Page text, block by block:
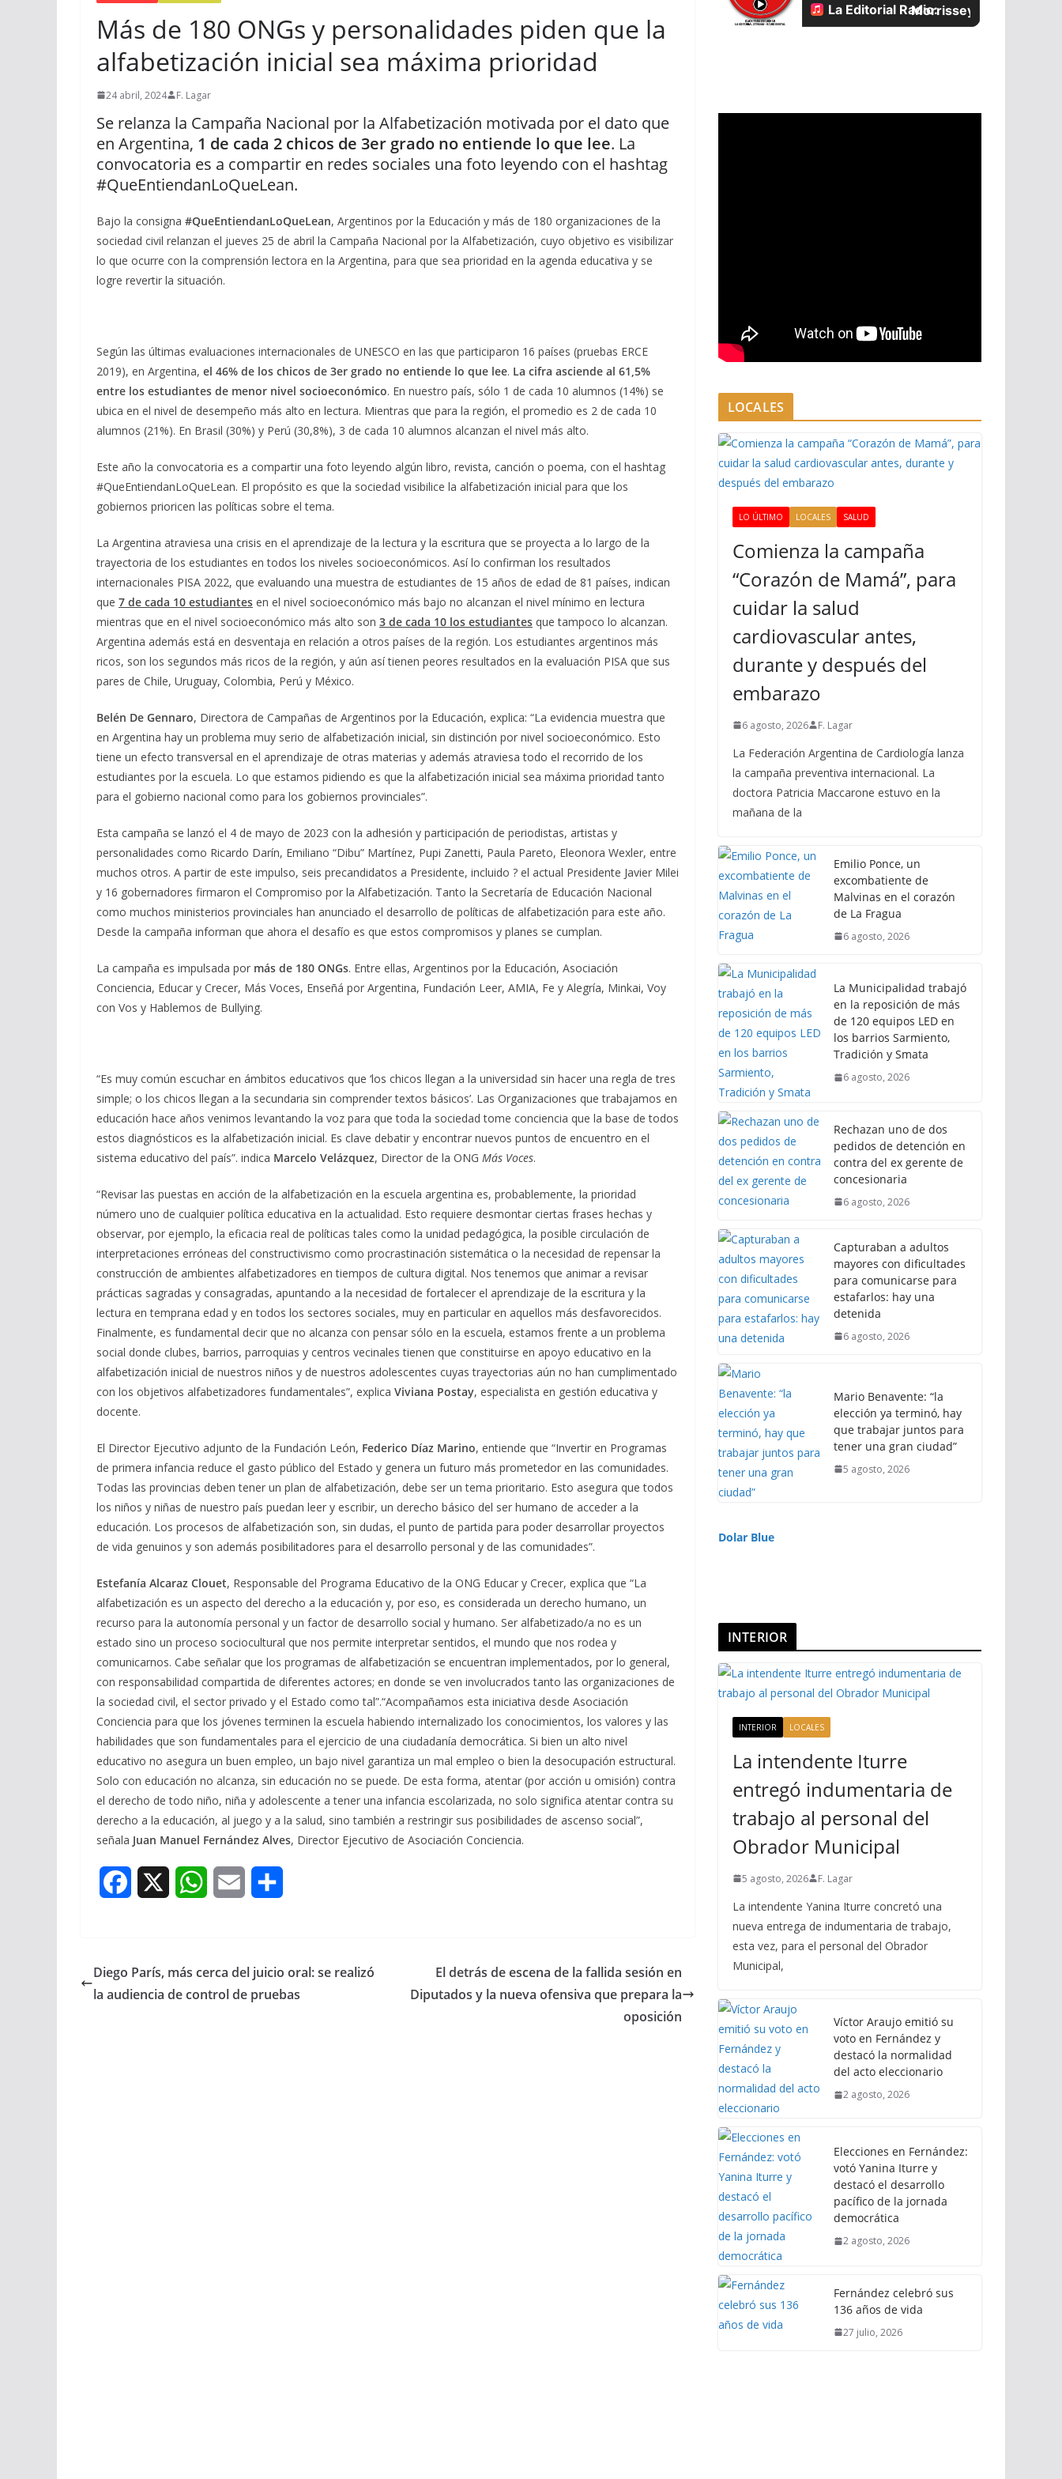
Más de 180 ONGs y personalidades piden que la
alfabetización inicial sea máxima prioridad
24 abril, 2024 F. Lagar
Se relanza la Campaña Nacional por la Alfabetización motivada por el dato que
en Argentina, 1 de cada 2 chicos de 3er grado no entiende lo que lee. La
convocatoria es a compartir en redes sociales una foto leyendo con el hashtag
#QueEntiendanLoQueLean.
Bajo la consigna #QueEntiendanLoQueLean, Argentinos por la Educación y más de 180 organizaciones de la
sociedad civil relanzan el jueves 25 de abril la Campaña Nacional por la Alfabetización, cuyo objetivo es visibilizar
lo que ocurre con la comprensión lectora en la Argentina, para que sea prioridad en la agenda educativa y se
logre revertir la situación.
Según las últimas evaluaciones internacionales de UNESCO en las que participaron 16 países (pruebas ERCE
2019), en Argentina, el 46% de los chicos de 3er grado no entiende lo que lee. La cifra asciende al 61,5%
entre los estudiantes de menor nivel socioeconómico. En nuestro país, sólo 1 de cada 10 alumnos (14%) se
ubica en el nivel de desempeño más alto en lectura. Mientras que para la región, el promedio es 2 de cada 10
alumnos (21%). En Brasil (30%) y Perú (30,8%), 3 de cada 10 alumnos alcanzan el nivel más alto.
Este año la convocatoria es a compartir una foto leyendo algún libro, revista, canción o poema, con el hashtag
#QueEntiendanLoQueLean. El propósito es que la sociedad visibilice la alfabetización inicial para que los
gobiernos prioricen las políticas sobre el tema.
La Argentina atraviesa una crisis en el aprendizaje de la lectura y la escritura que se proyecta a lo largo de la
trayectoria de los estudiantes en todos los niveles socioeconómicos. Así lo confirman los resultados
internacionales PISA 2022, que evaluando una muestra de estudiantes de 15 años de edad de 81 países, indican
que 7 de cada 10 estudiantes en el nivel socioeconómico más bajo no alcanzan el nivel mínimo en lectura
mientras que en el nivel socioeconómico más alto son 3 de cada 10 los estudiantes que tampoco lo alcanzan.
Argentina además está en desventaja en relación a otros países de la región. Los estudiantes argentinos más
ricos, son los segundos más ricos de la región, y aún así tienen peores resultados en la evaluación PISA que sus
pares de Chile, Uruguay, Colombia, Perú y México.
Belén De Gennaro, Directora de Campañas de Argentinos por la Educación, explica: “La evidencia muestra que
en Argentina hay un problema muy serio de alfabetización inicial, sin distinción por nivel socioeconómico. Esto
tiene un efecto transversal en el aprendizaje de otras materias y además atraviesa todo el recorrido de los
estudiantes por la escuela. Lo que estamos pidiendo es que la alfabetización inicial sea máxima prioridad tanto
para el gobierno nacional como para los gobiernos provinciales”.
Esta campaña se lanzó el 4 de mayo de 2023 con la adhesión y participación de periodistas, artistas y
personalidades como Ricardo Darín, Emiliano “Dibu” Martínez, Pupi Zanetti, Paula Pareto, Eleonora Wexler, entre
muchos otros. A partir de este impulso, seis precandidatos a Presidente, incluido ? el actual Presidente Javier Milei
y 16 gobernadores firmaron el Compromiso por la Alfabetización. Tanto la Secretaría de Educación Nacional
como muchos ministerios provinciales han anunciado el desarrollo de políticas de alfabetización para este año.
Desde la campaña informan que ahora el desafío es que estos compromisos y planes se cumplan.
La campaña es impulsada por más de 180 ONGs. Entre ellas, Argentinos por la Educación, Asociación
Conciencia, Educar y Crecer, Más Voces, Enseñá por Argentina, Fundación Leer, AMIA, Fe y Alegría, Minkai, Voy
con Vos y Hablemos de Bullying.
“Es muy común escuchar en ámbitos educativos que ‘los chicos llegan a la universidad sin hacer una regla de tres
simple; o los chicos llegan a la secundaria sin comprender textos básicos’. Las Organizaciones que trabajamos en
educación hace años venimos levantando la voz para que toda la sociedad tome conciencia que la base de todos
estos diagnósticos es la alfabetización inicial. Es clave debatir y encontrar nuevos puntos de encuentro en el
sistema educativo del país”. indica Marcelo Velázquez, Director de la ONG Más Voces.
“Revisar las puestas en acción de la alfabetización en la escuela argentina es, probablemente, la prioridad
número uno de cualquier política educativa en la actualidad. Esto requiere desmontar ciertas frases hechas y
observar, por ejemplo, la eficacia real de políticas tales como la unidad pedagógica, la posible circulación de
interpretaciones erróneas del constructivismo como procrastinación sistemática o la necesidad de repensar la
construcción de ambientes alfabetizadores en tiempos de cultura digital. Nos tenemos que animar a revisar
prácticas sagradas y consagradas, apuntando a la necesidad de fortalecer el aprendizaje de la escritura y la
lectura en temprana edad y en todos los sectores sociales, muy en particular en aquellos más desfavorecidos.
Finalmente, es fundamental decir que no alcanza con pensar sólo en la escuela, estamos frente a un problema
social donde clubes, barrios, parroquias y centros vecinales tienen que constituirse en apoyo educativo en la
alfabetización inicial de nuestros niños y de nuestros adolescentes cuyas trayectorias aún no han cumplimentado
con los objetivos alfabetizadores fundamentales”, explica Viviana Postay, especialista en gestión educativa y
docente.
El Director Ejecutivo adjunto de la Fundación León, Federico Díaz Marino, entiende que “Invertir en Programas
de primera infancia reduce el gasto público del Estado y genera un futuro más prometedor en las comunidades.
Todas las provincias deben tener un plan de alfabetización, debe ser un tema prioritario. Esto asegura que todos
los niños y niñas de nuestro país puedan leer y escribir, un derecho básico del ser humano de acceder a la
educación. Los procesos de alfabetización son, sin dudas, el punto de partida para poder desarrollar proyectos
de vida genuinos y son además posibilitadores para el desarrollo personal y de las comunidades”.
Estefanía Alcaraz Clouet, Responsable del Programa Educativo de la ONG Educar y Crecer, explica que “La
alfabetización es un aspecto del derecho a la educación y, por eso, es considerada un derecho humano, un
recurso para la autonomía personal y un factor de desarrollo social y humano. Ser alfabetizado/a no es un
estado sino un proceso sociocultural que nos permite interpretar sentidos, el mundo que nos rodea y
comunicarnos. Cabe señalar que los programas de alfabetización se encuentran implementados, por lo general,
con responsabilidad compartida de diferentes actores; en donde se ven involucrados tanto las organizaciones de
la sociedad civil, el sector privado y el Estado como tal”.“Acompañamos esta iniciativa desde Asociación
Conciencia para que los jóvenes terminen la escuela habiendo internalizado los conocimientos, los valores y las
habilidades que son fundamentales para el ejercicio de una ciudadanía democrática. Si bien un alto nivel
educativo no asegura un buen empleo, un bajo nivel garantiza un mal empleo o bien la desocupación estructural.
Solo con educación no alcanza, sin educación no se puede. De esta forma, atentar (por acción u omisión) contra
el derecho de todo niño, niña y adolescente a tener una infancia escolarizada, no solo significa atentar contra su
derecho a la educación, al juego y a la salud, sino también a restringir sus posibilidades de ascenso social”,
señala Juan Manuel Fernández Alves, Director Ejecutivo de Asociación Conciencia.
e
W
t
i
r
Diego París, más cerca del juicio oral: se realizó
la audiencia de control de pruebas
El detrás de escena de la fallida sesión en
Diputados y la nueva ofensiva que prepara la
oposición
LOCALES
LO ÚLTIMO LOCALES SALUD
Comienza la campaña
“Corazón de Mamá”, para
cuidar la salud
cardiovascular antes,
durante y después del
embarazo
6 agosto, 2026 F. Lagar
La Federación Argentina de Cardiología lanza
la campaña preventiva internacional. La
doctora Patricia Maccarone estuvo en la
mañana de la
Emilio Ponce, un
excombatiente de
Malvinas en el corazón
de La Fragua
6 agosto, 2026
La Municipalidad trabajó
en la reposición de más
de 120 equipos LED en
los barrios Sarmiento,
Tradición y Smata
6 agosto, 2026
Rechazan uno de dos
pedidos de detención en
contra del ex gerente de
concesionaria
6 agosto, 2026
Capturaban a adultos
mayores con dificultades
para comunicarse para
estafarlos: hay una
detenida
6 agosto, 2026
Mario Benavente: “la
elección ya terminó, hay
que trabajar juntos para
tener una gran ciudad”
5 agosto, 2026
Dolar Blue
INTERIOR
INTERIOR LOCALES
La intendente Iturre
entregó indumentaria de
trabajo al personal del
Obrador Municipal
5 agosto, 2026 F. Lagar
La intendente Yanina Iturre concretó una
nueva entrega de indumentaria de trabajo,
esta vez, para el personal del Obrador
Municipal,
Víctor Araujo emitió su
voto en Fernández y
destacó la normalidad
del acto eleccionario
2 agosto, 2026
Elecciones en Fernández:
votó Yanina Iturre y
destacó el desarrollo
pacífico de la jornada
democrática
2 agosto, 2026
Fernández celebró sus
136 años de vida
27 julio, 2026